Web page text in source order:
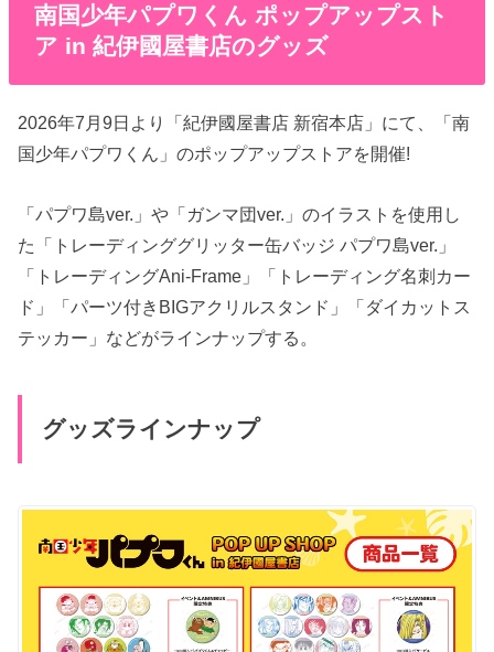
南国少年パプワくん ポップアップスト
ア in 紀伊國屋書店のグッズ
2026年7月9日より「紀伊國屋書店 新宿本店」にて、「南
国少年パプワくん」のポップアップストアを開催!
「パプワ島ver.」や「ガンマ団ver.」のイラストを使用し
た「トレーディンググリッター缶バッジ パプワ島ver.」
「トレーディングAni-Frame」「トレーディング名刺カー
ド」「パーツ付きBIGアクリルスタンド」「ダイカットス
テッカー」などがラインナップする。
グッズラインナップ